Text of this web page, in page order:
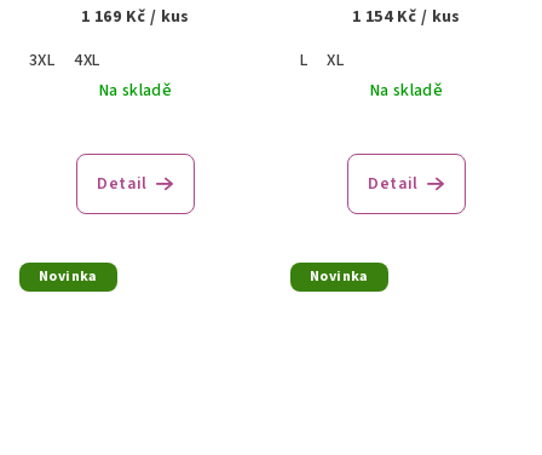
1 169 Kč / kus
3XL
4XL
Na skladě
Detail
1 154 Kč / kus
L
XL
Na skladě
Detail
Novinka Novinka